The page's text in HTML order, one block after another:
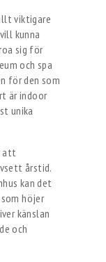
viktigare
kunna
sig för
och spa
för den som
är indoor
unika
att
årstid.
kan det
höjer
känslan
och